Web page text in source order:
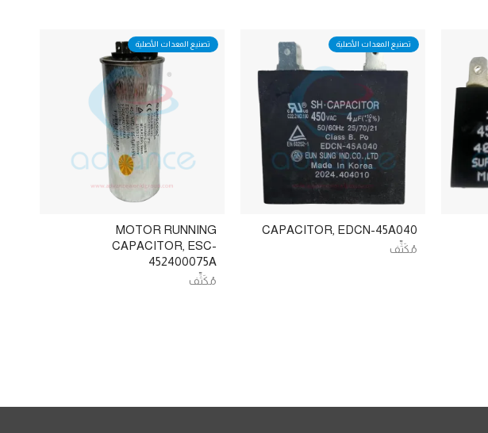
تصنيع المعدات الأصلية
CAPACITOR, EDCN-45A040
مُكَثِّف
تصنيع المعدات الأصلية
MOTOR RUNNING
CAPACITOR, ESC-
452400075A
مُكَثِّف